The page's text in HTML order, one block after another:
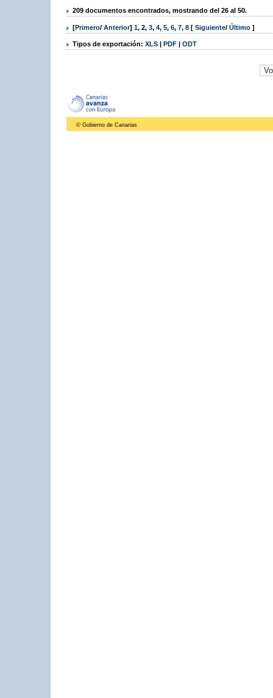
209 documentos encontrados, mostrando del 26 al 50.
[Primero/ Anterior] 1, 2, 3, 4, 5, 6, 7, 8 [ Siguiente/ Último ]
Tipos de exportación: XLS | PDF | ODT
© Gobierno de Canarias